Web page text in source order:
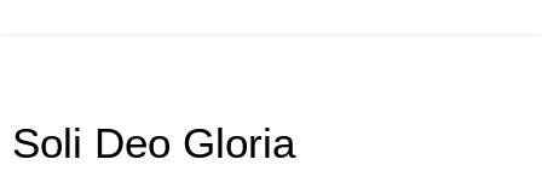
Soli Deo Gloria